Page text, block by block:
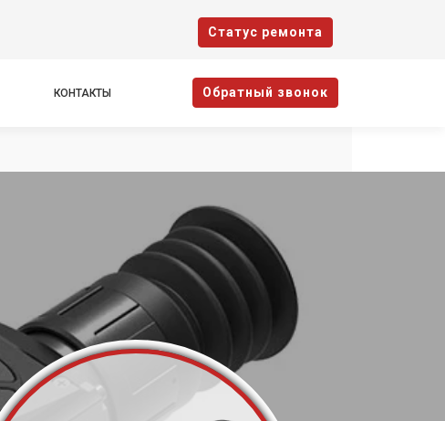
Cтатус ремонта
КОНТАКТЫ Oбратный звонок